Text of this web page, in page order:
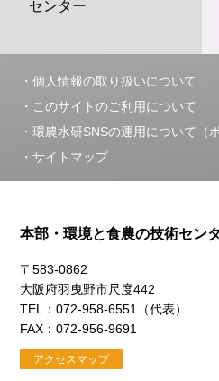
センター
個人情報の取り扱いについて
このサイトのご利用について
環農水研SNSの運用について（
サイトマップ
本部・環境と食農の技術セン
〒583-0862
大阪府羽曳野市尺度442
TEL：072-958-6551（代表）
FAX：072-956-9691
アクセスマップ